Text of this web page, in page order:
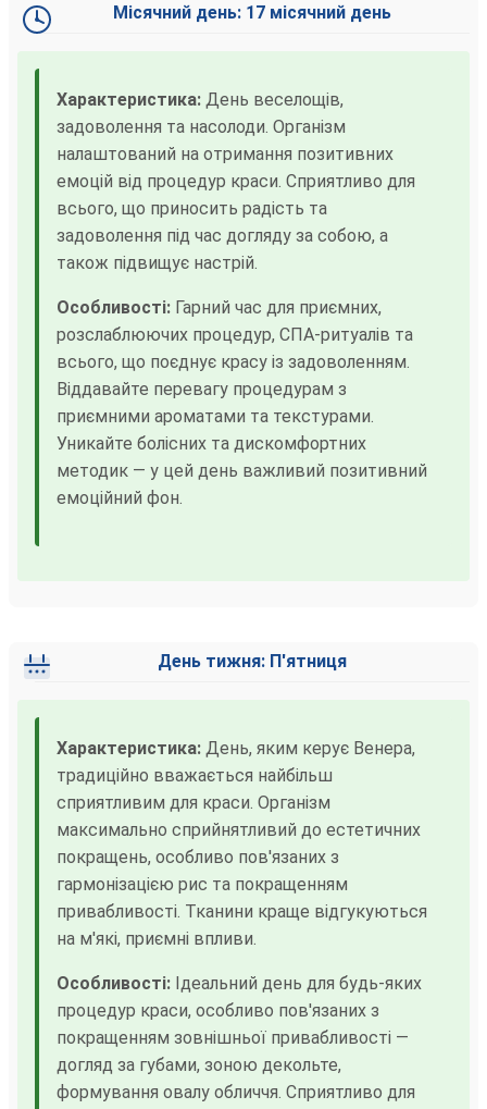
Місячний день: 17 місячний день
Характеристика: День веселощів,
задоволення та насолоди. Організм
налаштований на отримання позитивних
емоцій від процедур краси. Сприятливо для
всього, що приносить радість та
задоволення під час догляду за собою, а
також підвищує настрій.
Особливості: Гарний час для приємних,
розслаблюючих процедур, СПА-ритуалів та
всього, що поєднує красу із задоволенням.
Віддавайте перевагу процедурам з
приємними ароматами та текстурами.
Уникайте болісних та дискомфортних
методик — у цей день важливий позитивний
емоційний фон.
День тижня: П'ятниця
Характеристика: День, яким керує Венера,
традиційно вважається найбільш
сприятливим для краси. Організм
максимально сприйнятливий до естетичних
покращень, особливо пов'язаних з
гармонізацією рис та покращенням
привабливості. Тканини краще відгукуються
на м'які, приємні впливи.
Особливості: Ідеальний день для будь-яких
процедур краси, особливо пов'язаних з
покращенням зовнішньої привабливості —
догляд за губами, зоною декольте,
формування овалу обличчя. Сприятливо для